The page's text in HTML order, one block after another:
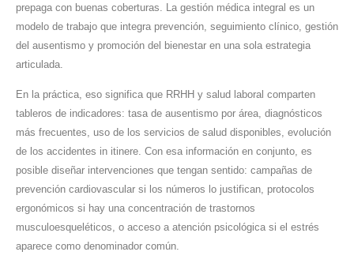
prepaga con buenas coberturas. La gestión médica integral es un
modelo de trabajo que integra prevención, seguimiento clínico, gestión
del ausentismo y promoción del bienestar en una sola estrategia
articulada.
En la práctica, eso significa que RRHH y salud laboral comparten
tableros de indicadores: tasa de ausentismo por área, diagnósticos
más frecuentes, uso de los servicios de salud disponibles, evolución
de los accidentes in itinere. Con esa información en conjunto, es
posible diseñar intervenciones que tengan sentido: campañas de
prevención cardiovascular si los números lo justifican, protocolos
ergonómicos si hay una concentración de trastornos
musculoesqueléticos, o acceso a atención psicológica si el estrés
aparece como denominador común.